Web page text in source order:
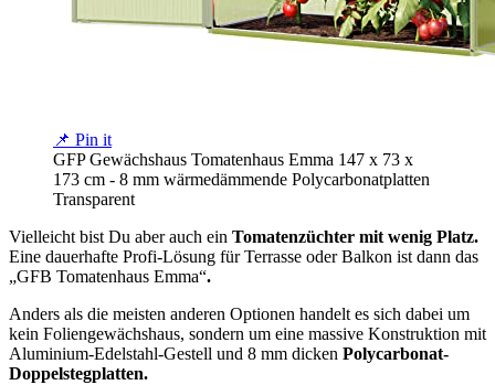
📌 Pin it
GFP Gewächshaus Tomatenhaus Emma 147 x 73 x
173 cm - 8 mm wärmedämmende Polycarbonatplatten
Transparent
Vielleicht bist Du aber auch ein Tomatenzüchter mit wenig Platz.
Eine dauerhafte Profi-Lösung für Terrasse oder Balkon ist dann das
„GFB Tomatenhaus Emma“.
Anders als die meisten anderen Optionen handelt es sich dabei um
kein Foliengewächshaus, sondern um eine massive Konstruktion mit
Aluminium-Edelstahl-Gestell und 8 mm dicken Polycarbonat-
Doppelstegplatten.